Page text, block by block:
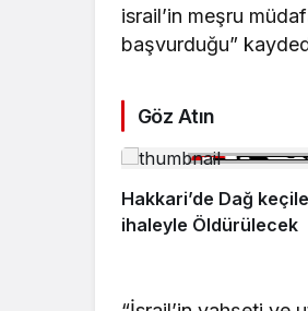
israil’in meşru
başvurduğu”
Göz Atın
Hakkari’de Dağ keçileri
ihaleyle Öldürülecek